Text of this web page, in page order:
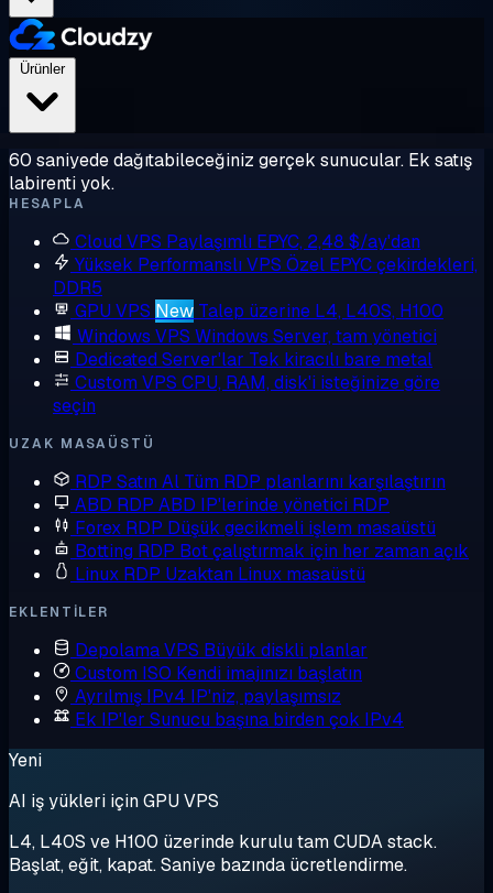
Ürünler
60 saniyede dağıtabileceğiniz gerçek sunucular. Ek satış
labirenti yok.
HESAPLA
Cloud VPS Paylaşımlı EPYC, 2,48 $/ay'dan
Yüksek Performanslı VPS Özel EPYC çekirdekleri,
DDR5
GPU VPS New Talep üzerine L4, L40S, H100
Windows VPS Windows Server, tam yönetici
Dedicated Server'lar Tek kiracılı bare metal
Custom VPS CPU, RAM, disk'i isteğinize göre
seçin
UZAK MASAÜSTÜ
RDP Satın Al Tüm RDP planlarını karşılaştırın
ABD RDP ABD IP'lerinde yönetici RDP
Forex RDP Düşük gecikmeli işlem masaüstü
Botting RDP Bot çalıştırmak için her zaman açık
Linux RDP Uzaktan Linux masaüstü
EKLENTILER
Depolama VPS Büyük diskli planlar
Custom ISO Kendi imajınızı başlatın
Ayrılmış IPv4 IP'niz, paylaşımsız
Ek IP'ler Sunucu başına birden çok IPv4
Yeni
AI iş yükleri için GPU VPS
L4, L40S ve H100 üzerinde kurulu tam CUDA stack.
Başlat, eğit, kapat. Saniye bazında ücretlendirme.